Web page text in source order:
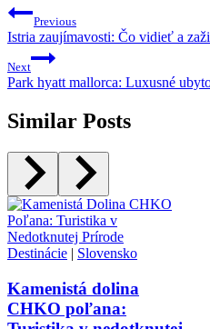
Previous
Istria zaujímavosti: Čo vidieť a
Next
Park hyatt mallorca: Luxusné
Similar Posts
Destinácie | Slovensko
Kamenistá dolina
CHKO poľana: